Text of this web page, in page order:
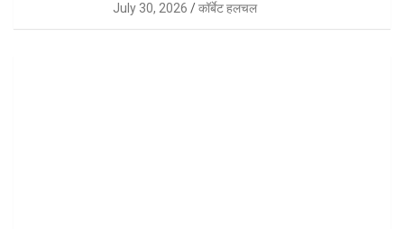
July 30, 2026 कॉर्बेट हलचल